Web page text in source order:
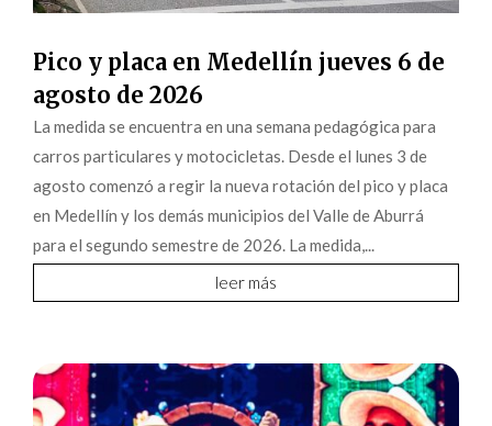
Pico y placa en Medellín jueves 6 de
agosto de 2026
La medida se encuentra en una semana pedagógica para
carros particulares y motocicletas. Desde el lunes 3 de
agosto comenzó a regir la nueva rotación del pico y placa
en Medellín y los demás municipios del Valle de Aburrá
para el segundo semestre de 2026. La medida,...
leer más